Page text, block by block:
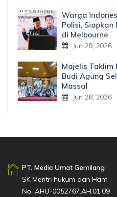
Warga
Polisi,
di Melbourne
Jun 29, 2026
Majelis Taklim
Budi Agung
Massal
Jun 28, 2026
PT. Media Umat Gemilang
SK Mentri hukum dan Ham
No. AHU-0052767.AH.01.09